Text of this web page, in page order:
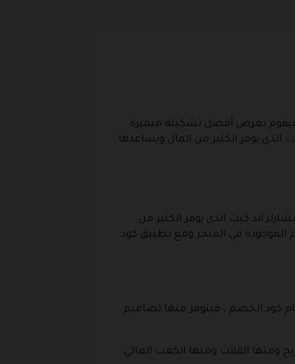
فيقوم بعرض أفضل تشكيلة متميزة
الذي يوفر الكثير من المال ويساعدها
اند كيث الذي يوفر الكثير من
الموجودة في المتجر ومع تطبيق كود
كود الخصم ، فيتوفر منها تصاميم
ومنها الفلات ومنها الكعب العالي